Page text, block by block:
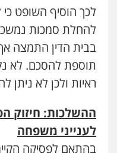
לכך הוסיף השופט
להחלת סמכות
בבית הדין התמצה
תוספת להסכם. לא
ראיות ולכן לא ניתן
ההשלכות: חיזוק
לענייני משפחה
בהתאם לפסיקה
פלילי
עו"ד
פלילי
עו"ד
פלילי